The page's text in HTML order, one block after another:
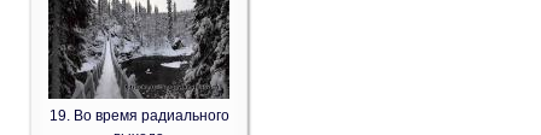
19. Во время радиального